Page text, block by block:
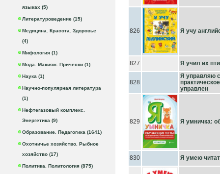
языках (5)
Литературоведение (15)
Медицина. Красота. Здоровье
(4)
Мифология (1)
Мода. Макияж. Прически (1)
Наука (1)
Научно-популярная литература
(1)
Нефтегазовый комплекс.
Энергетика (9)
Образование. Педагогика (1641)
Охотничье хозяйство. Рыбное
хозяйство (17)
Политика. Политология (875)
826 Я учу
827 Я учил их
828
Я управляю
управлен
829 Я умничка:
830 Я умею